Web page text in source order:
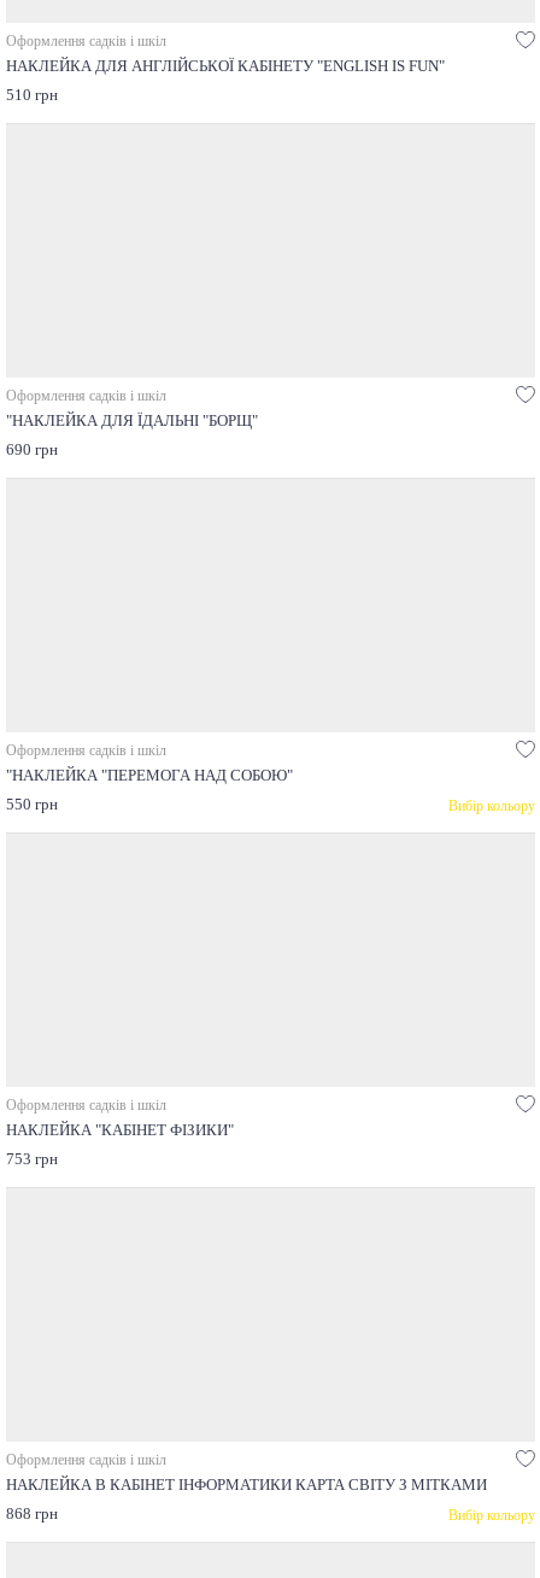
Оформлення садків і шкіл
НАКЛЕЙКА ДЛЯ АНГЛІЙСЬКОЇ КАБІНЕТУ "ENGLISH IS FUN"
510 грн
Оформлення садків і шкіл
"НАКЛЕЙКА ДЛЯ ЇДАЛЬНІ "БОРЩ"
690 грн
Оформлення садків і шкіл
"НАКЛЕЙКА "ПЕРЕМОГА НАД СОБОЮ"
550 грн
Вибір кольору
Оформлення садків і шкіл
НАКЛЕЙКА "КАБІНЕТ ФІЗИКИ"
753 грн
Оформлення садків і шкіл
НАКЛЕЙКА В КАБІНЕТ ІНФОРМАТИКИ КАРТА СВІТУ З МІТКАМИ
868 грн
Вибір кольору